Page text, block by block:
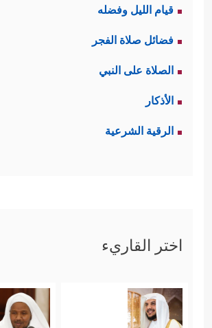
أَصَابَتۡهُ فِتۡنَةٌ ٱنقَلَبَ عَلَىٰ وَجۡهِهِۦ خَسِرَ
مَا لَا یَضُرُّهُۥ وَمَا لَا یَنفَعُهُۥۚ ذَ ٰ⁠لِكَ هُوَ
قيام الليل وفضله
فضائل صلاة الفجر
الصلاة على النبي
الأذكار
الرقية الشرعية
اختر القاريء